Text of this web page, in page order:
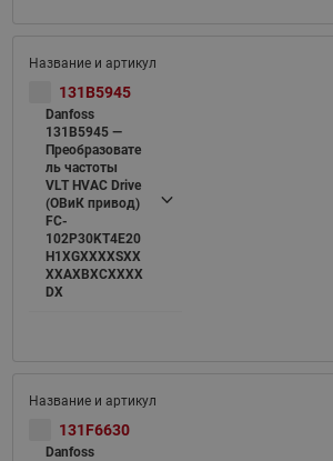
131B5945
Danfoss
131B5945 —
Преобразовате
ль частоты
VLT HVAC Drive
(ОВиК привод)
FC-
102P30KT4E20
H1XGXXXXSXX
XXAXBXCXXXX
DX
131F6630
Danfoss